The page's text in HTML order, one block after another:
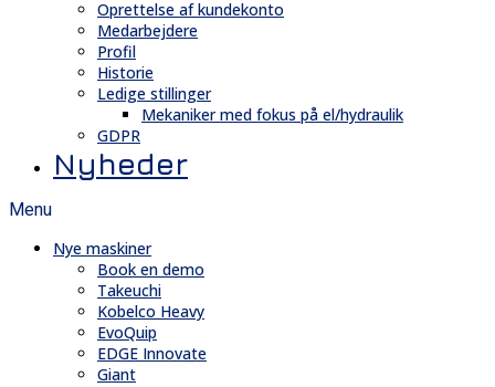
Oprettelse af kundekonto
Medarbejdere
Profil
Historie
Ledige stillinger
Mekaniker med fokus på el/hydraulik
GDPR
Nyheder
Menu
Nye maskiner
Book en demo
Takeuchi
Kobelco Heavy
EvoQuip
EDGE Innovate
Giant